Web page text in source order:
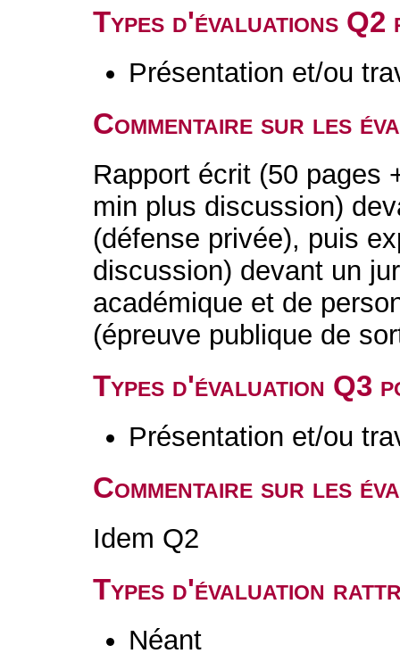
Types d'évaluations
Présentation et/ou
Commentaire sur les
Rapport écrit (50 pages
min plus discussion)
(défense privée), puis
discussion) devant un
académique et de
(épreuve publique de
Types d'évaluation Q3
Présentation et/ou
Commentaire sur les
Idem Q2
Types d'évaluation
Néant